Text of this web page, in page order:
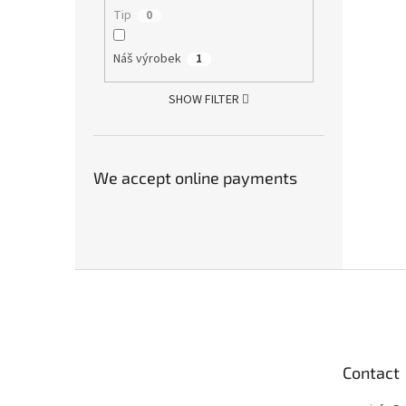
Tip 0
Náš výrobek 1
SHOW FILTER
We accept online payments
Contact